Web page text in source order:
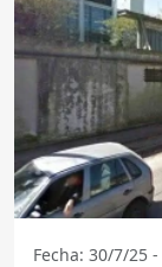
Fecha: 30/7/25